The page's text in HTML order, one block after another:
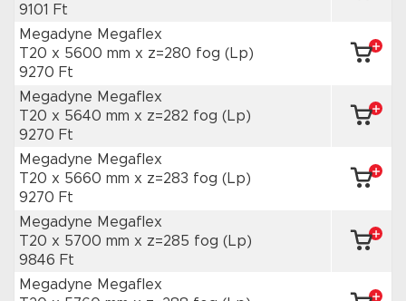
9101 Ft
Megadyne Megaflex
T20 x 5600 mm x z=280 fog (Lp)
9270 Ft
Megadyne Megaflex
T20 x 5640 mm x z=282 fog (Lp)
9270 Ft
Megadyne Megaflex
T20 x 5660 mm x z=283 fog (Lp)
9270 Ft
Megadyne Megaflex
T20 x 5700 mm x z=285 fog (Lp)
9846 Ft
Megadyne Megaflex